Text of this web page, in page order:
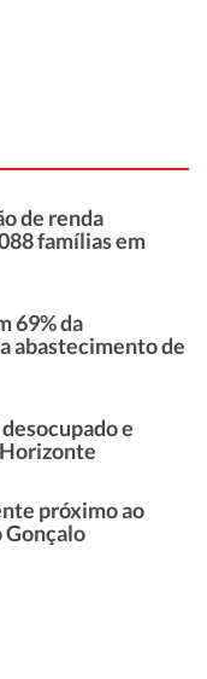
de renda
famílias em
69% da
abastecimento de
e
próximo ao
Gonçalo